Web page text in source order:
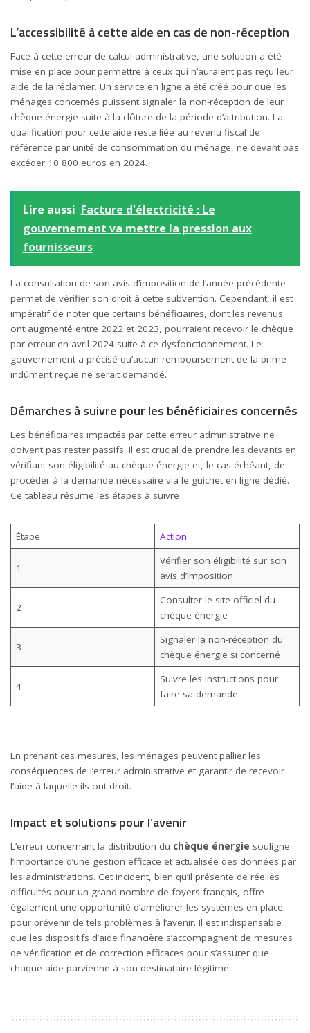
L’accessibilité à cette aide en cas de non-réception
Face à cette erreur de calcul administrative, une solution a été
mise en place pour permettre à ceux qui n’auraient pas reçu leur
aide de la réclamer. Un service en ligne a été créé pour que les
ménages concernés puissent signaler la non-réception de leur
chèque énergie suite à la clôture de la période d’attribution. La
qualification pour cette aide reste liée au revenu fiscal de
référence par unité de consommation du ménage, ne devant pas
excéder 10 800 euros en 2024.
Lire aussi Facture d'électricité : Le
gouvernement va mettre la pression aux
fournisseurs
La consultation de son avis d’imposition de l’année précédente
permet de vérifier son droit à cette subvention. Cependant, il est
impératif de noter que certains bénéficiaires, dont les revenus
ont augmenté entre 2022 et 2023, pourraient recevoir le chèque
par erreur en avril 2024 suite à ce dysfonctionnement. Le
gouvernement a précisé qu’aucun remboursement de la prime
indûment reçue ne serait demandé.
Démarches à suivre pour les bénéficiaires concernés
Les bénéficiaires impactés par cette erreur administrative ne
doivent pas rester passifs. Il est crucial de prendre les devants en
vérifiant son éligibilité au chèque énergie et, le cas échéant, de
procéder à la demande nécessaire via le guichet en ligne dédié.
Ce tableau résume les étapes à suivre :
Étape Action
1
Vérifier son éligibilité sur son
avis d’imposition
2
Consulter le site officiel du
chèque énergie
3
Signaler la non-réception du
chèque énergie si concerné
4
Suivre les instructions pour
faire sa demande
En prenant ces mesures, les ménages peuvent pallier les
conséquences de l’erreur administrative et garantir de recevoir
l’aide à laquelle ils ont droit.
Impact et solutions pour l’avenir
L’erreur concernant la distribution du chèque énergie souligne
l’importance d’une gestion efficace et actualisée des données par
les administrations. Cet incident, bien qu’il présente de réelles
difficultés pour un grand nombre de foyers français, offre
également une opportunité d’améliorer les systèmes en place
pour prévenir de tels problèmes à l’avenir. Il est indispensable
que les dispositifs d’aide financière s’accompagnent de mesures
de vérification et de correction efficaces pour s’assurer que
chaque aide parvienne à son destinataire légitime.